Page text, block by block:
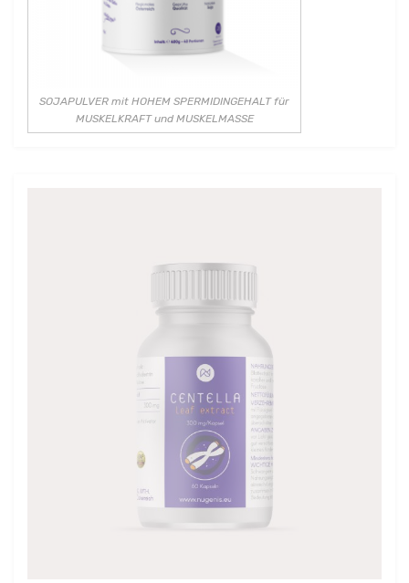
SOJAPULVER mit HOHEM SPERMIDINGEHALT für
MUSKELKRAFT und MUSKELMASSE